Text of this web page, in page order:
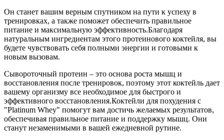
Он станет вашим верным спутником на пути к успеху в
тренировках, а также поможет обеспечить правильное
питание и максимальную эффективность.Благодаря
натуральным ингредиентам этого протеинового коктейля, вы
будете чувствовать себя полными энергии и готовыми к
новым вызовам.
Сывороточный протеин – это основа роста мышц и
восстановления после тренировок, поэтому этот коктейль дает
вашему организму все необходимое для быстрого и
эффективного восстановления.Коктейли для похудения с
"Platinum Whey" помогут вам достичь желаемых результатов,
обеспечивая правильное питание и поддержку мышц. Они
станут незаменимыми в вашей ежедневной рутине.